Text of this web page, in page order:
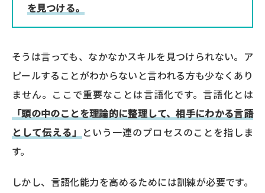
を見つける。
そうは言っても、なかなかスキルを見つけられない。ア
ピールすることがわからないと言われる方も少なくあり
ません。ここで重要なことは言語化です。言語化とは
「頭の中のことを理論的に整理して、相手にわかる言語
として伝える」 という一連のプロセスのことを指しま
す。
しかし、言語化能力を高めるためには訓練が必要です。